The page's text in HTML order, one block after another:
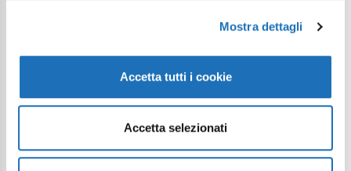
Mostra dettagli
Accetta tutti i cookie
Accetta selezionati